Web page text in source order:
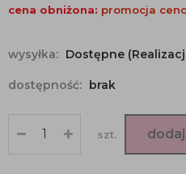
cena obniżona: promocja
wysyłka: Dostępne
dostępność: brak
szt.